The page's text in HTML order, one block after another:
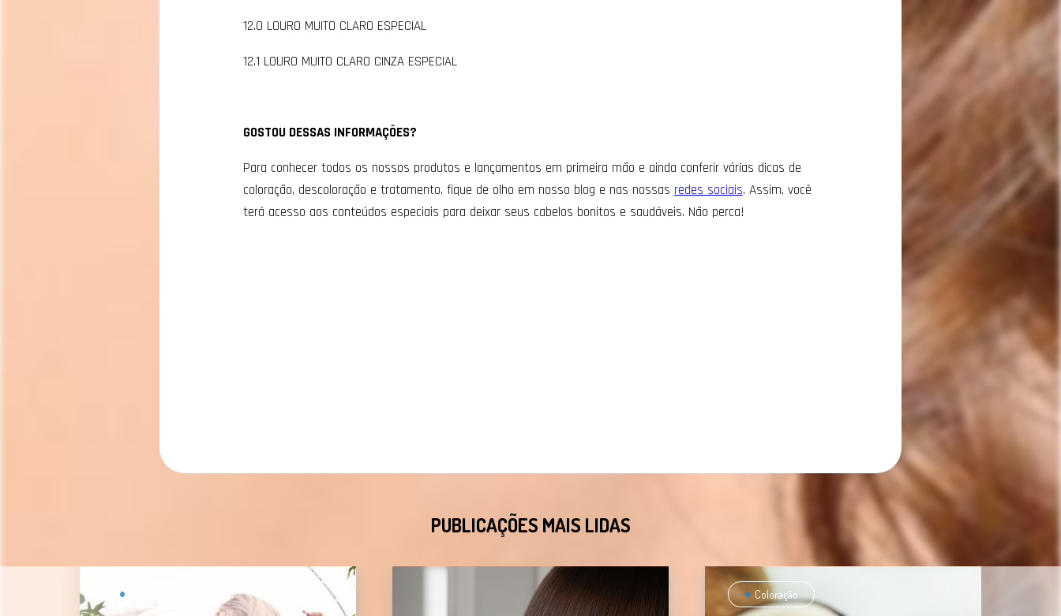
12.0 LOURO MUITO CLARO ESPECIAL
12.1 LOURO MUITO CLARO CINZA ESPECIAL
GOSTOU DESSAS INFORMAÇÕES?
Para conhecer todos os nossos produtos e lançamentos em primeira mão e ainda conferir várias dicas de
coloração, descoloração e tratamento, fique de olho em nosso blog e nas nossas redes sociais. Assim, você
terá acesso aos conteúdos especiais para deixar seus cabelos bonitos e saudáveis. Não perca!
PUBLICAÇÕES MAIS LIDAS
Coloração